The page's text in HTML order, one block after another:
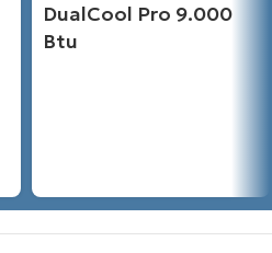
DualCool Pro 9.000
Btu